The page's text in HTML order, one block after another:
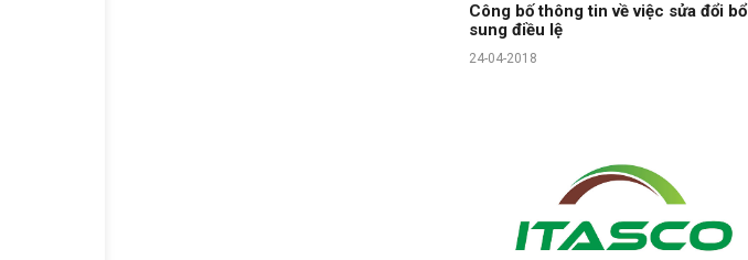
Công bố thông tin về việc sửa đổi bổ
sung điều lệ
24-04-2018